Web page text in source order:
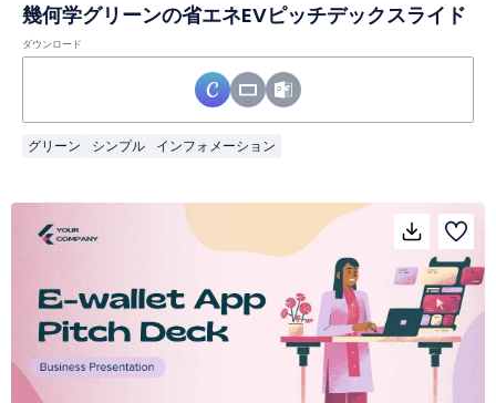
幾何学グリーンの省エネEVピッチデックスライド
ダウンロード
グリーン シンプル インフォメーション